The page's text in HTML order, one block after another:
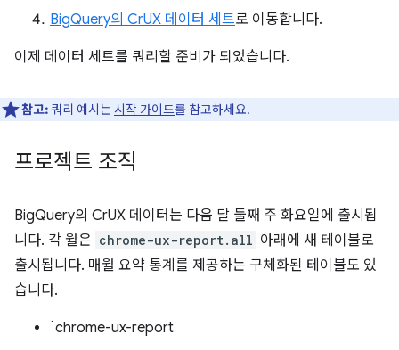
BigQuery의 CrUX 데이터 세트로 이동합니다.
이제 데이터 세트를 쿼리할 준비가 되었습니다.
참고:쿼리 예시는시작 가이드를 참고하세요.
프로젝트 조직
BigQuery의 CrUX 데이터는 다음 달 둘째 주 화요일에 출시됩
니다. 각 월은 chrome-ux-report.all 아래에 새 테이블로
출시됩니다. 매월 요약 통계를 제공하는 구체화된 테이블도 있
습니다.
`chrome-ux-report